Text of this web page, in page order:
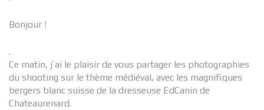
Bonjour !
.
Ce matin, j’ai le plaisir de vous partager les photographies
du shooting sur le thème médiéval, avec les magnifiques
bergers blanc suisse de la dresseuse EdCanin de
Chateaurenard.